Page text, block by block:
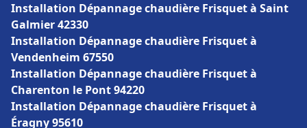
Installation Dépannage chaudière Frisquet à Saint
Galmier 42330
Installation Dépannage chaudière Frisquet à
Vendenheim 67550
Installation Dépannage chaudière Frisquet à
Charenton le Pont 94220
Installation Dépannage chaudière Frisquet à
Éragny 95610